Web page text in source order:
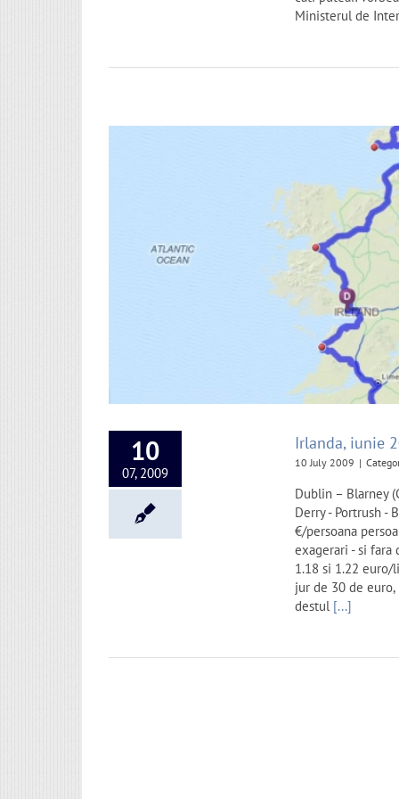
Ministerul de
10
07, 2009
Irlanda, iunie
10 July 2009 |
Dublin – Blarney
Derry - Portrush -
€/persoana
exagerari - si fara
1.18 si 1.22 euro/
jur de 30 de
destul [...]